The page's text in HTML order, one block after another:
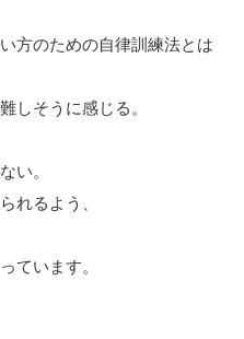
方のための自律訓練法とは
しそうに感じる。
い。
れるよう、
ています。